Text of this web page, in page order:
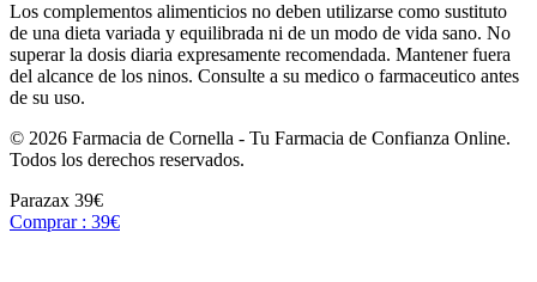
Los complementos alimenticios no deben utilizarse como sustituto
de una dieta variada y equilibrada ni de un modo de vida sano. No
superar la dosis diaria expresamente recomendada. Mantener fuera
del alcance de los ninos. Consulte a su medico o farmaceutico antes
de su uso.
© 2026 Farmacia de Cornella - Tu Farmacia de Confianza Online.
Todos los derechos reservados.
Parazax 39€
Comprar : 39€